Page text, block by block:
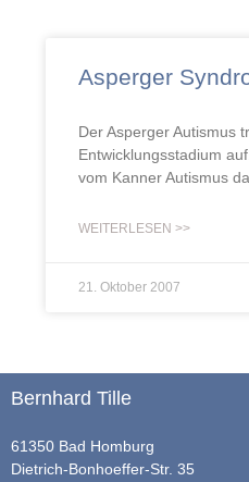
Asperger
Der Asperger Autismus
Entwicklungsstadium
vom Kanner Autismus
WEITERLESEN >>
21. Oktober 2007
Bernhard Tille
61350 Bad Homburg
Dietrich-Bonhoeffer-Str. 35